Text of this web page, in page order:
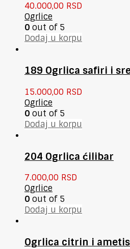
40.000,00 RSD
Ogrlice
0 out of 5
Dodaj u korpu
189 Ogrlica safiri i
15.000,00 RSD
Ogrlice
0 out of 5
Dodaj u korpu
204 Ogrlica ćilibar
7.000,00 RSD
Ogrlice
0 out of 5
Dodaj u korpu
Ogrlica citrin i